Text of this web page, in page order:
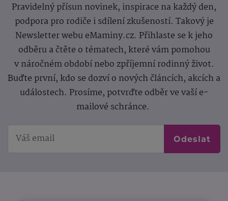
Pravidelný přísun novinek, inspirace na každý den,
podpora pro rodiče i sdílení zkušeností. Takový je
Newsletter webu eMaminy.cz. Přihlaste se k jeho
odběru a čtěte o tématech, které vám pomohou
v náročném období nebo zpříjemní rodinný život.
Buďte první, kdo se dozví o nových článcích, akcích a
událostech. Prosíme, potvrďte odběr ve vaší e-
mailové schránce.
Odeslat